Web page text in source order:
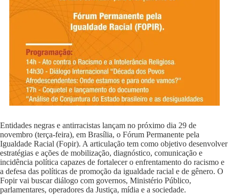
Entidades negras e antirracistas lançam no próximo dia 29 de
novembro (terça-feira), em Brasília, o Fórum Permanente pela
Igualdade Racial (Fopir). A articulação tem como objetivo desenvolver
estratégias e ações de mobilização, diagnóstico, comunicação e
incidência política capazes de fortalecer o enfrentamento do racismo e
a defesa das políticas de promoção da igualdade racial e de gênero. O
Fopir vai buscar diálogo com governos, Ministério Público,
parlamentares, operadores da Justiça, mídia e a sociedade.